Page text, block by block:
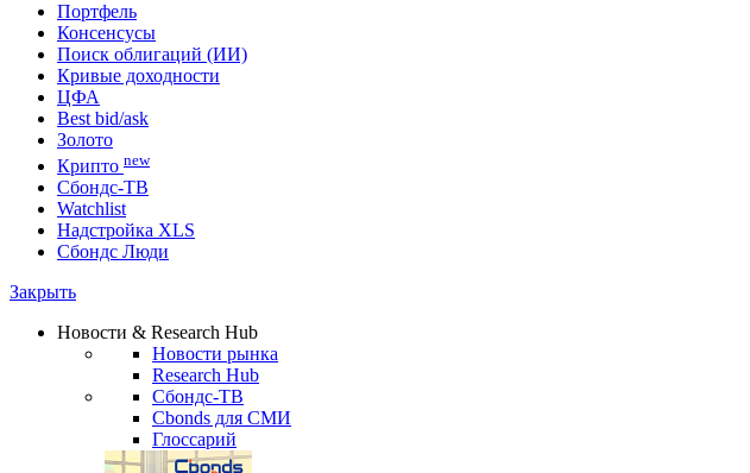
Портфель
Консенсусы
Поиск облигаций (ИИ)
Кривые доходности
ЦФА
Best bid/ask
Золото
Крипто new
Сбондс-ТВ
Watchlist
Надстройка XLS
Сбондс Люди
Закрыть
Новости & Research Hub
Новости рынка
Research Hub
Сбондс-ТВ
Cbonds для СМИ
Глоссарий